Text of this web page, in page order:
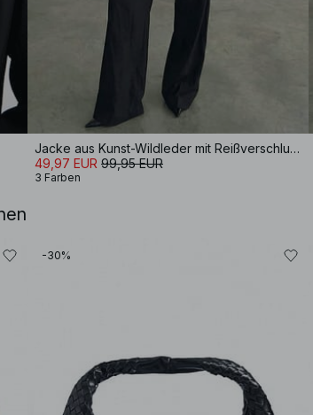
Jacke aus Kunst-Wildleder mit Reißverschluss
49,97 EUR 99,95 EUR
3 Farben
-30%